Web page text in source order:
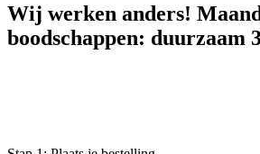
Wij werken anders!
boodschappen: duurzaam